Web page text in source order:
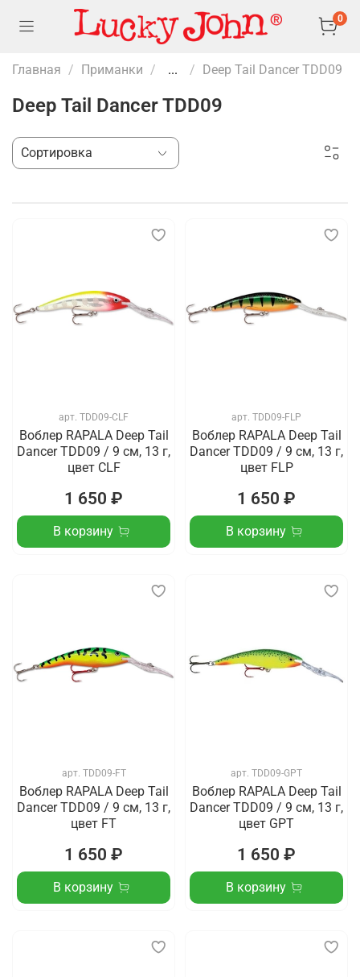
0
Главная Приманки ... Deep Tail Dancer TDD09
Deep Tail Dancer TDD09
арт. TDD09-CLF
Воблер RAPALA Deep Tail
Dancer TDD09 / 9 см, 13 г,
цвет CLF
1 650 ₽
В корзину
арт. TDD09-FLP
Воблер RAPALA Deep Tail
Dancer TDD09 / 9 см, 13 г,
цвет FLP
1 650 ₽
В корзину
арт. TDD09-FT
Воблер RAPALA Deep Tail
Dancer TDD09 / 9 см, 13 г,
цвет FT
1 650 ₽
В корзину
арт. TDD09-GPT
Воблер RAPALA Deep Tail
Dancer TDD09 / 9 см, 13 г,
цвет GPT
1 650 ₽
В корзину